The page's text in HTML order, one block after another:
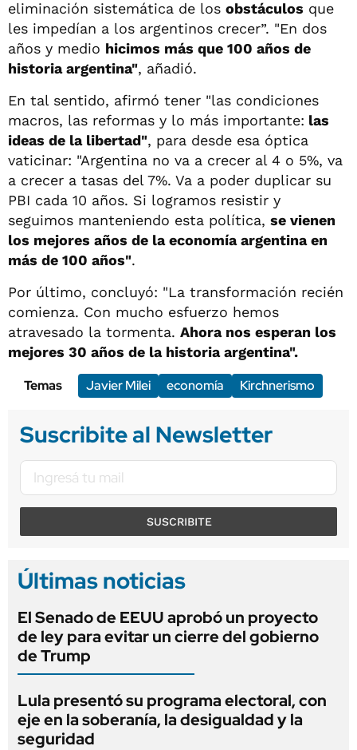
eliminación sistemática de los obstáculos que
les impedían a los argentinos crecer”. "En dos
años y medio hicimos más que 100 años de
historia argentina", añadió.
En tal sentido, afirmó tener "las condiciones
macros, las reformas y lo más importante: las
ideas de la libertad", para desde esa óptica
vaticinar: "Argentina no va a crecer al 4 o 5%, va
a crecer a tasas del 7%. Va a poder duplicar su
PBI cada 10 años. Si logramos resistir y
seguimos manteniendo esta política, se vienen
los mejores años de la economía argentina en
más de 100 años".
Por último, concluyó: "La transformación recién
comienza. Con mucho esfuerzo hemos
atravesado la tormenta. Ahora nos esperan los
mejores 30 años de la historia argentina".
Temas
Javier Milei economía Kirchnerismo
Suscribite al Newsletter
SUSCRIBITE
Últimas noticias
El Senado de EEUU aprobó un proyecto
de ley para evitar un cierre del gobierno
de Trump
Lula presentó su programa electoral, con
eje en la soberanía, la desigualdad y la
seguridad